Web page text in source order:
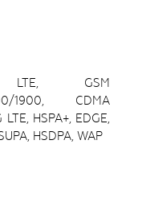
GSM
1900, CDMA
HSPA+, EDGE,
HSDPA, WAP